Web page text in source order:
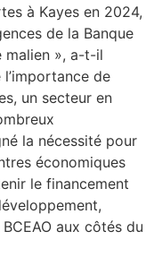
à Kayes en 2024,
de la Banque
malien », a-t-il
de
un secteur en
la nécessité pour
économiques
le financement
aux côtés du